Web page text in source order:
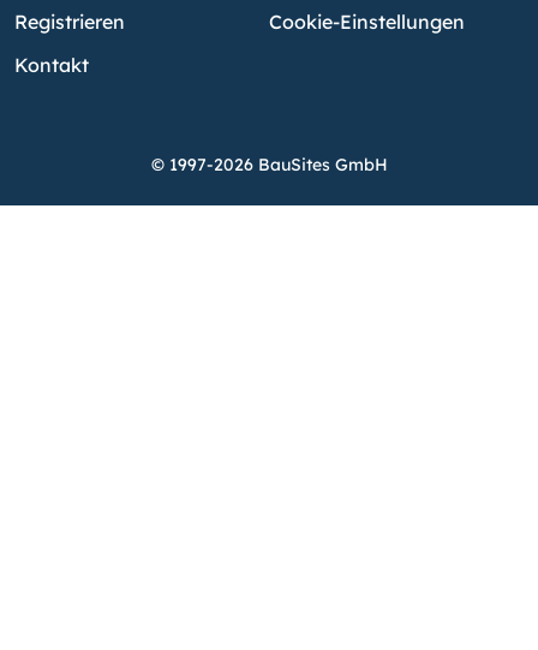
Registrieren
Kontakt
Cookie-Einstellungen
© 1997-2026 BauSites GmbH